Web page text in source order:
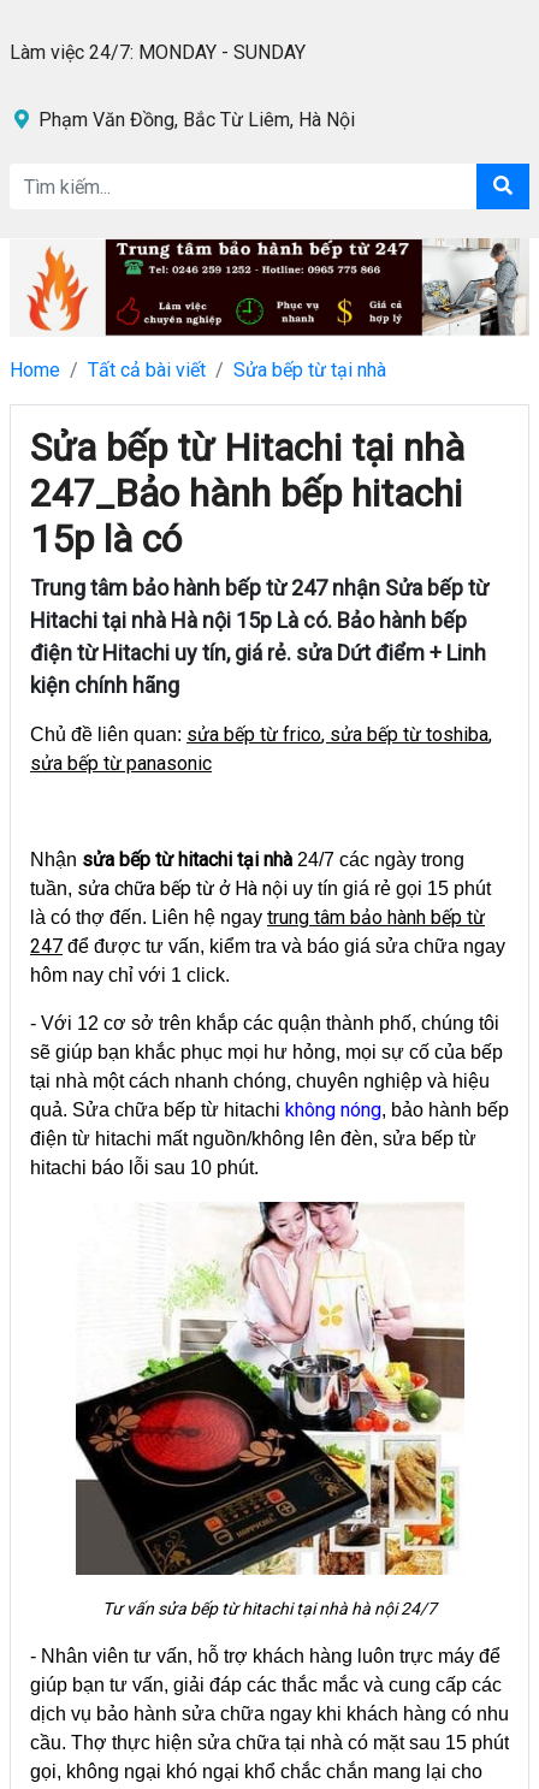
Làm việc 24/7: MONDAY - SUNDAY
Phạm Văn Đồng, Bắc Từ Liêm, Hà Nội
Home Tất cả bài viết Sửa bếp từ tại nhà
Sửa bếp từ Hitachi tại nhà
247_Bảo hành bếp hitachi
15p là có
Trung tâm bảo hành bếp từ 247 nhận Sửa bếp từ
Hitachi tại nhà Hà nội 15p Là có. Bảo hành bếp
điện từ Hitachi uy tín, giá rẻ. sửa Dứt điểm + Linh
kiện chính hãng
Chủ đề liên quan: sửa bếp từ frico, sửa bếp từ toshiba,
sửa bếp từ panasonic
Nhận sửa bếp từ hitachi tại nhà 24/7 các ngày trong
tuần, sửa chữa bếp từ ở Hà nội uy tín giá rẻ gọi 15 phút
là có thợ đến. Liên hệ ngay trung tâm bảo hành bếp từ
247 để được tư vấn, kiểm tra và báo giá sửa chữa ngay
hôm nay chỉ với 1 click.
- Với 12 cơ sở trên khắp các quận thành phố, chúng tôi
sẽ giúp bạn khắc phục mọi hư hỏng, mọi sự cố của bếp
tại nhà một cách nhanh chóng, chuyên nghiệp và hiệu
quả. Sửa chữa bếp từ hitachi không nóng, bảo hành bếp
điện từ hitachi mất nguồn/không lên đèn, sửa bếp từ
hitachi báo lỗi sau 10 phút.
Tư vấn sửa bếp từ hitachi tại nhà hà nội 24/7
- Nhân viên tư vấn, hỗ trợ khách hàng luôn trực máy để
giúp bạn tư vấn, giải đáp các thắc mắc và cung cấp các
dịch vụ bảo hành sửa chữa ngay khi khách hàng có nhu
cầu. Thợ thực hiện sửa chữa tại nhà có mặt sau 15 phút
gọi, không ngại khó ngại khổ chắc chắn mang lại cho